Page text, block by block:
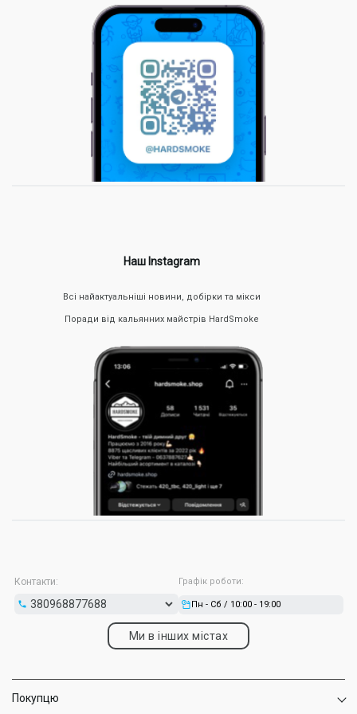
v2 (Червоний), Skull (Чорний).
Ми гарантуємо оригінальність продукції, зручну систему
оплати та швидку доставку в будь-яке місто: Київ, Харків,
Дніпро, Львів, Одеса та інші.
Наш Instagram
Всі найактуальніші новини, добірки та мікси
Поради від кальянних майстрів HardSmoke
Контакти: Графік роботи:
Пн - Сб / 10:00 - 19:00
Ми в інших містах
Покупцю